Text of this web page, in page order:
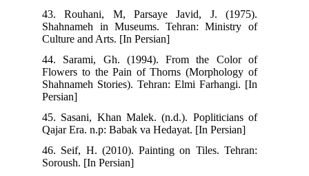
43. Rouhani, M, Parsaye Javid, J. (1975).
Shahnameh in Museums. Tehran: Ministry of
Culture and Arts. [In Persian]
44. Sarami, Gh. (1994). From the Color of
Flowers to the Pain of Thorns (Morphology of
Shahnameh Stories). Tehran: Elmi Farhangi. [In
45. Sasani, Khan Malek. (n.d.). Popliticians of
Qajar Era. n.p: Babak va Hedayat. [In Persian]
46. Seif, H. (2010). Painting on Tiles. Tehran:
Soroush. [In Persian]